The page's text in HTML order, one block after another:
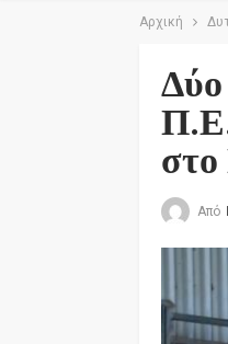
Αρχική
Δύο
Από